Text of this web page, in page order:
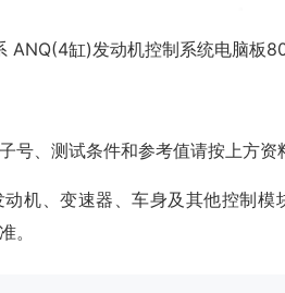
ANQ(4缸)发动机控制系统电脑板
号、测试条件和参考值请按上方资
机、变速器、车身及其他控制
。